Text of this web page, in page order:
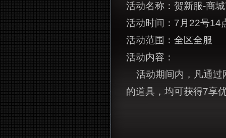
活动名称：贺新服-商
活动时间：7月22号14
活动范围：全区全服
活动内容：
活动期间内，凡通过
的道具，均可获得7享